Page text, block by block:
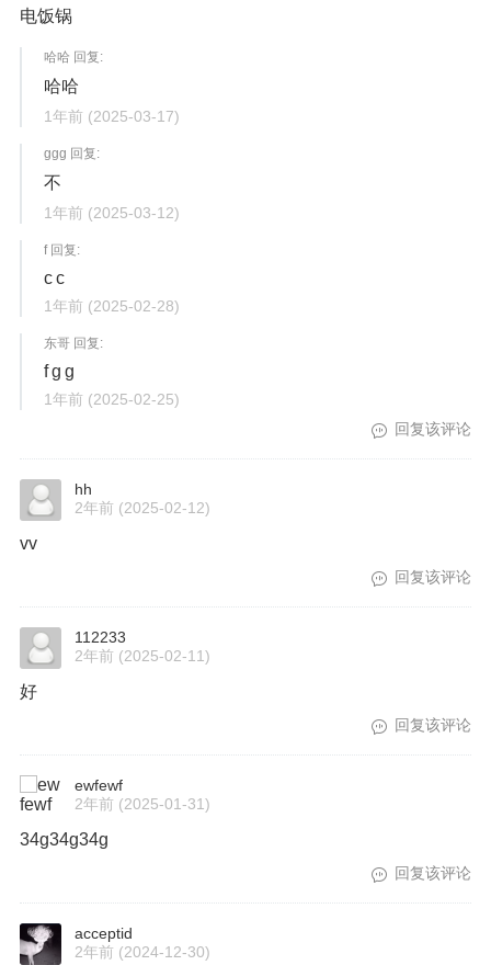
电饭锅
哈哈 回复:
哈哈
1年前 (2025-03-17)
ggg 回复:
不
1年前 (2025-03-12)
f 回复:
c c
1年前 (2025-02-28)
东哥 回复:
f g g
1年前 (2025-02-25)
回复该评论
hh
2年前 (2025-02-12)
vv
回复该评论
112233
2年前 (2025-02-11)
好
回复该评论
ewfewf
2年前 (2025-01-31)
34g34g34g
回复该评论
acceptid
2年前 (2024-12-30)